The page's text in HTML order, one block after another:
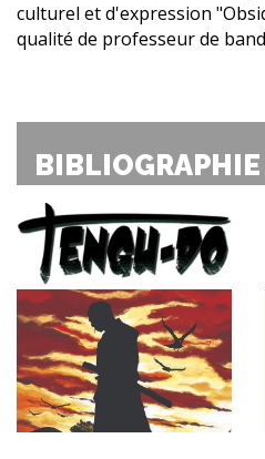
culturel et d'expression
qualité de professeur de
BIBLIOGRAPHIE